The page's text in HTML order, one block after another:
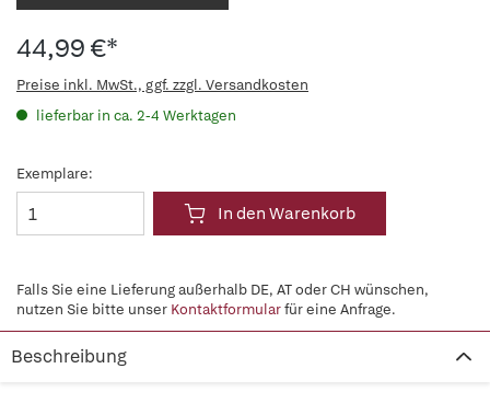
44,99 €*
Preise inkl. MwSt., ggf. zzgl. Versandkosten
lieferbar in ca. 2-4 Werktagen
Exemplare:
In den Warenkorb
Falls Sie eine Lieferung außerhalb DE, AT oder CH wünschen,
nutzen Sie bitte unser Kontaktformularfür eine Anfrage.
Beschreibung